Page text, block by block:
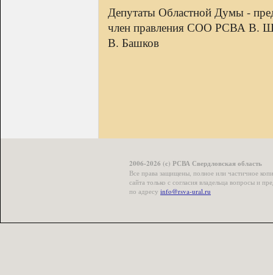
Депутаты Областной Думы -
член правления СОО РСВА В.
В. Башков
2006-2026 (с) РСВА Свердловская область
Все права защищены, полное или частичное
сайта только с согласия владельца вопросы и
по адресу info@rsva-ural.ru